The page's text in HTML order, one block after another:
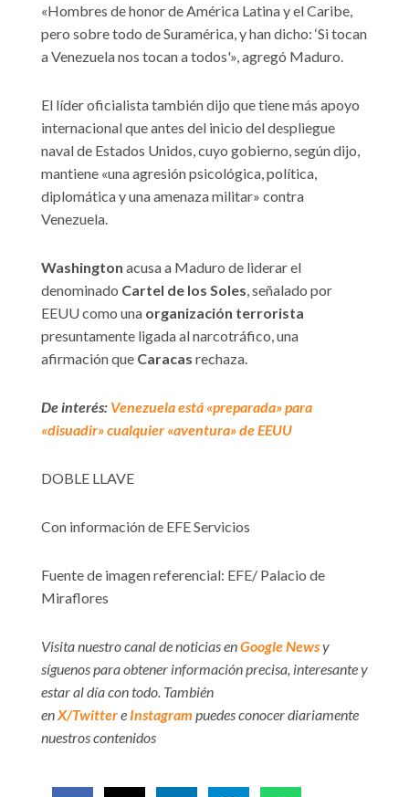
«Hombres de honor de América Latina y el Caribe,
pero sobre todo de Suramérica, y han dicho: ‘Si tocan
a Venezuela nos tocan a todos'», agregó Maduro.
El líder oficialista también dijo que tiene más apoyo
internacional que antes del inicio del despliegue
naval de Estados Unidos, cuyo gobierno, según dijo,
mantiene «una agresión psicológica, política,
diplomática y una amenaza militar» contra
Venezuela.
Washington acusa a Maduro de liderar el
denominado Cartel de los Soles, señalado por
EEUU como una organización terrorista
presuntamente ligada al narcotráfico, una
afirmación que Caracas rechaza.
De interés: Venezuela está «preparada» para
«disuadir» cualquier «aventura» de EEUU
DOBLE LLAVE
Con información de EFE Servicios
Fuente de imagen referencial: EFE/ Palacio de
Miraflores
Visita nuestro canal de noticias enGoogle Newsy
síguenos para obtener información precisa, interesante y
estar al día con todo. También
enX/Twittere Instagram puedes conocer diariamente
nuestros contenidos